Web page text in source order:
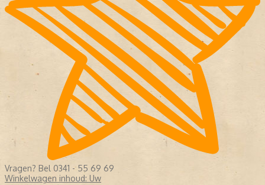
Vragen? Bel 0341 - 55 69 69
Winkelwagen inhoud: Uw